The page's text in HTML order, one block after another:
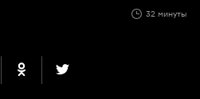
32 минуты